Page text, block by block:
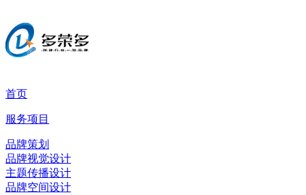
首页
服务项目
品牌策划
品牌视觉设计
主题传播设计
品牌空间设计